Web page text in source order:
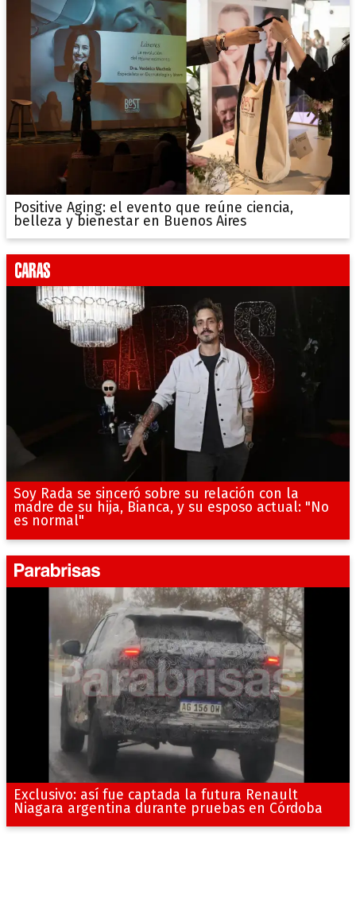
Positive Aging: el evento que reúne ciencia,
belleza y bienestar en Buenos Aires
Soy Rada se sinceró sobre su relación con la
madre de su hija, Bianca, y su esposo actual: "No
es normal"
Exclusivo: así fue captada la futura Renault
Niagara argentina durante pruebas en Córdoba